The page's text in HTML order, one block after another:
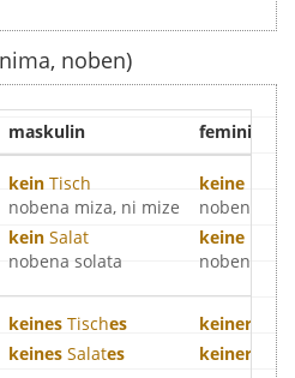
noben)
maskulin
feminina
kein Tisch
nobena miza, ni mize
kein Salat
nobena solata
keine
nobena
keine Idee
nobena
keines Tisches
keines Salates
keiner
keiner Idee